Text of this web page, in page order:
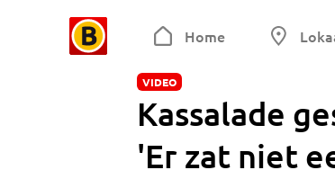
Home
VIDEO
Kassalade
'Er zat niet